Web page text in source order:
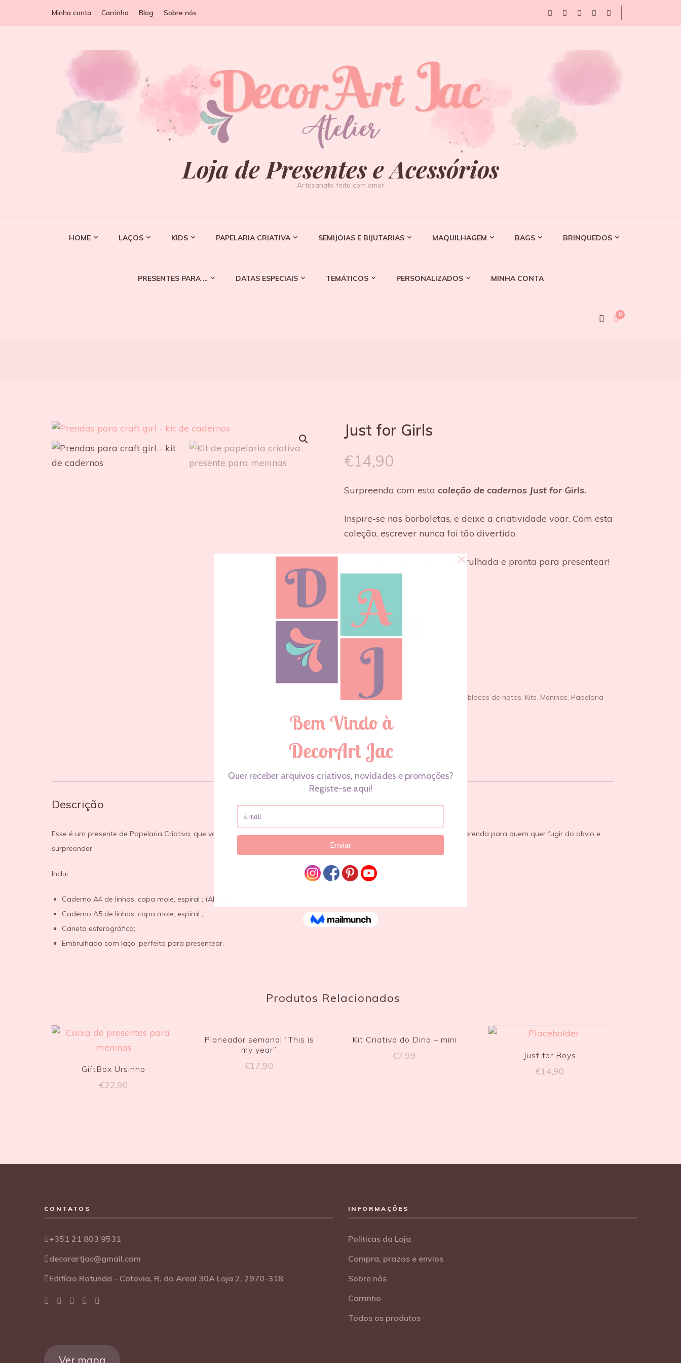
Minha conta Carrinho Blog Sobre nós
Loja de Presentes e Acessórios
Artesanato feito com amor
HOME LAÇOS KIDS PAPELARIA CRIATIVA SEMIJOIAS E BIJUTARIAS MAQUILHAGEM BAGS BRINQUEDOS
PRESENTES PARA … DATAS ESPECIAIS TEMÁTICOS PERSONALIZADOS MINHA CONTA
0
Just for Girls
€14,90
Surpreenda com estacoleção de cadernos Just for Girls.
Inspire-se nas borboletas, e deixe a criatividade voar. Com esta
coleção, escrever nunca foi tão divertido.
Já recebes esta coleção embrulhada e pronta para presentear!
1 em stock
ADICIONAR
Categorias:
Cadernos e blocos de notas, Kits, Meninas, Papelaria
Descrição
Esse é um presente de Papelaria Criativa, que vai inspirar meninas e deixar cada momento mais divertido. Uma opção de prenda para quem quer fugir do obvio e
surpreender.
Inclui:
Caderno A4 de linhas, capa mole, espiral ; (AMBAR)
Caderno A5 de linhas, capa mole, espiral ;
Caneta esferográfica;
Embrulhado com laço, perfeito para presentear.
Produtos Relacionados
GiftBox Ursinho
€22,90
Planeador semanal “This is
my year”
€17,90
Kit Criativo do Dino – mini
€7,99 Just for Boys
€14,90
CONTATOS
+351 21 803 9531
decorartjac@gmail.com
Edifício Rotunda - Cotovia, R. do Areal 30A Loja 2, 2970-318
Ver mapa
INFORMAÇÕES
Politicas da Loja
Compra, prazos e envios
Sobre nós
Carrinho
Todos os produtos